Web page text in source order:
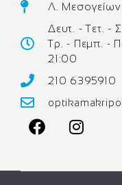
Λ.
Δευτ. - Τετ. -
Τρ. - Πεμπ. -
21:00
210 6395910